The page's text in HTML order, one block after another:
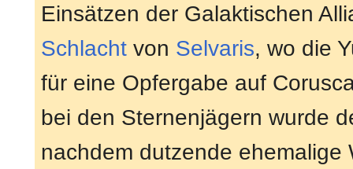
Einsätzen der Galaktischen
Schlacht von Selvaris, wo die
für eine Opfergabe auf
bei den Sternenjägern wurde
nachdem dutzende